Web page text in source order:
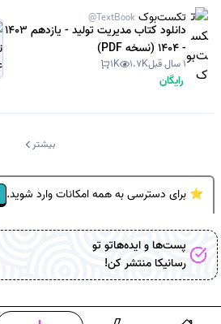
تکست‌بوک @TextBook
دانلود کتاب مدیریت تولید - یازدهم 1403
- 1404 (نسخه PDF)
1 سال قبل 1.7K
1K
رایگان
بیشتر
⭐ برای دسترسی به همه امکانات وارد شوید.
پست‌ها و ایده‌هاتو تو
رسانیکامنتشر کن!